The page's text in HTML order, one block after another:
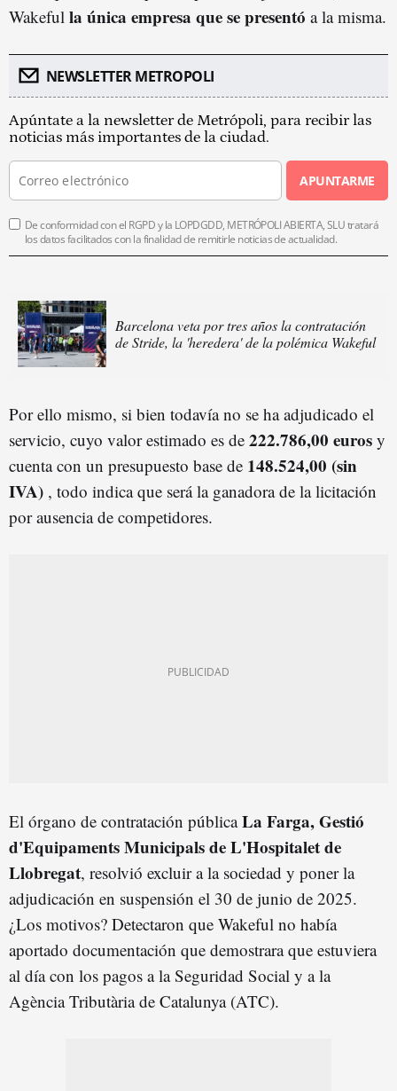
Wakeful la única empresa que se presentó a la misma.
NEWSLETTER METROPOLI
Apúntate a la newsletter de Metrópoli, para recibir las
noticias más importantes de la ciudad.
APUNTARME
De conformidad con el RGPD y la LOPDGDD, METRÓPOLI ABIERTA, SLU tratará
los datos facilitados con la finalidad de remitirle noticias de actualidad.
Barcelona veta por tres años la contratación
de Stride, la 'heredera' de la polémica Wakeful
Por ello mismo, si bien todavía no se ha adjudicado el
servicio, cuyo valor estimado es de 222.786,00 euros y
cuenta con un presupuesto base de 148.524,00 (sin
IVA) , todo indica que será la ganadora de la licitación
por ausencia de competidores.
El órgano de contratación públicaLa Farga, Gestió
d'Equipaments Municipals de L'Hospitalet de
Llobregat, resolvió excluir a la sociedad y poner la
adjudicación en suspensión el 30 de junio de 2025.
¿Los motivos? Detectaron que Wakeful no había
aportado documentación que demostrara que estuviera
al día con los pagos a la Seguridad Social y a la
Agència Tributària de Catalunya (ATC).